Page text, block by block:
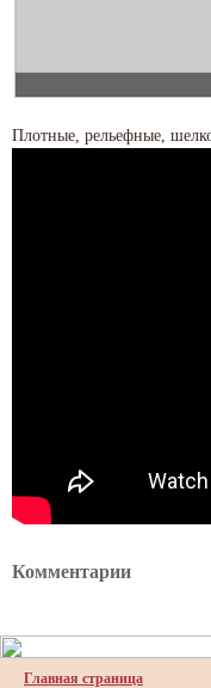
Плотные, рельефные,
Комментарии
Главная страница